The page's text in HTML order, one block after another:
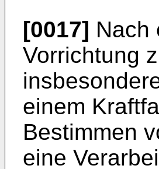
[0017] Nach
Vorrichtung
einem
Bestimmen
eine